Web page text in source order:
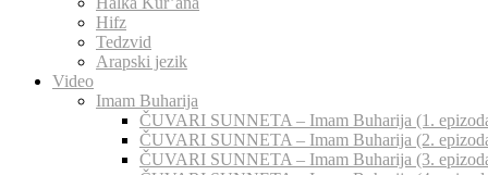
Hifz
Tedzvid
Arapski jezik
Video
Imam Buharija
ČUVARI SUNNETA – Imam Buharija (1.
ČUVARI SUNNETA – Imam Buharija (2.
ČUVARI SUNNETA – Imam Buharija (3.